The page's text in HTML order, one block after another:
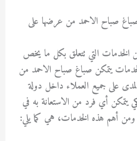
صباح الاحمد من عرضها على
الخدمات التي تتعلق بكل ما يخص
يتمكن صباغ صباح الاحمد من
على جميع العملاء داخل دولة
يتمكن أي فرد من الاستعانة به في
أهم هذه الخدمات، هي كما يلي: